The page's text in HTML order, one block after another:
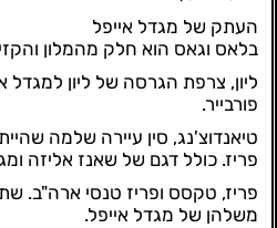
העתק של מגדל אייפל
בלאס וגאס הוא חלק מהמלון
ליון, צרפת הגרסה של ליון
פורבייר.
טיאנדוצ'נג, סין עיירה שלמה
פריז. כולל דגם של שאנז אליזה
פריז, טקסס ופריז טנסי ארה"ב.
משלהן של מגדל אייפל.